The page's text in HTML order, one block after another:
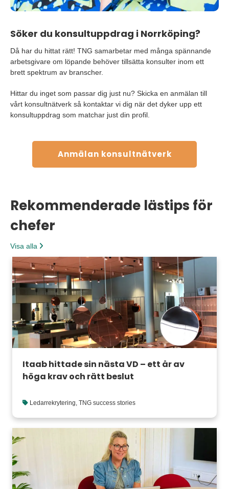
Söker du konsultuppdrag i Norrköping?
Då har du hittat rätt! TNG samarbetar med många spännande
arbetsgivare om löpande behöver tillsätta konsulter inom ett
brett spektrum av branscher.
Hittar du inget som passar dig just nu? Skicka en anmälan till
vårt konsultnätverk så kontaktar vi dig när det dyker upp ett
konsultuppdrag som matchar just din profil.
Anmälan konsultnätverk
Rekommenderade lästips för
chefer
Visa alla
Itaab hittade sin nästa VD – ett år av
höga krav och rätt beslut
Ledarrekrytering, TNG success stories